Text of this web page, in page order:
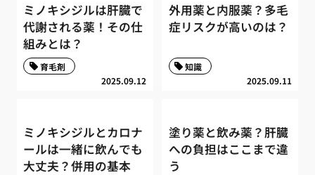
ミノキシジルは肝臓で
代謝される薬！その仕
組みとは？
2025.09.12
育毛剤
外用薬と内服薬？多毛
症リスクが高いのは？
2025.09.11
知識
ミノキシジルとカロナ
ールは一緒に飲んでも
大丈夫？併用の基本
塗り薬と飲み薬？肝臓
への負担はここまで違
う